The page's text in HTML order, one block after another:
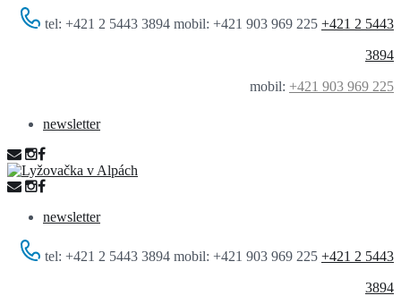
tel: +421 2 5443 3894 mobil: +421 903 969 225 +421 2 5443
3894
mobil: +421 903 969 225
newsletter
newsletter
tel: +421 2 5443 3894 mobil: +421 903 969 225 +421 2 5443
3894